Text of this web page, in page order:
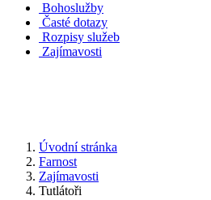
Bohoslužby
Časté dotazy
Rozpisy služeb
Zajímavosti
Úvodní stránka
Farnost
Zajímavosti
Tutlátoři